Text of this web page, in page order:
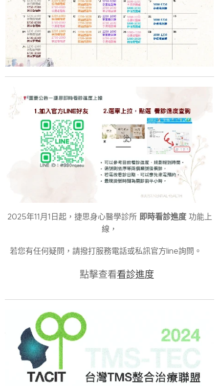
2025年11月1日起，捷思身心醫學診所 即時看診進度 功能上
線，
若您有任何疑問，請撥打服務電話或私訊官方line詢問。
♦️ 點擊查看看診進度